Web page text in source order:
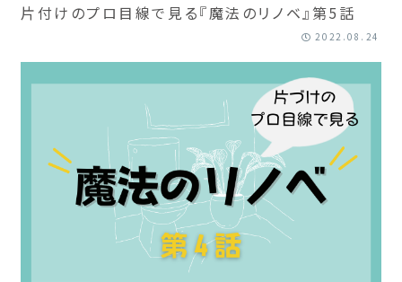
片付けのプロ目線で見る『魔法のリノベ』第5話
2022.08.24